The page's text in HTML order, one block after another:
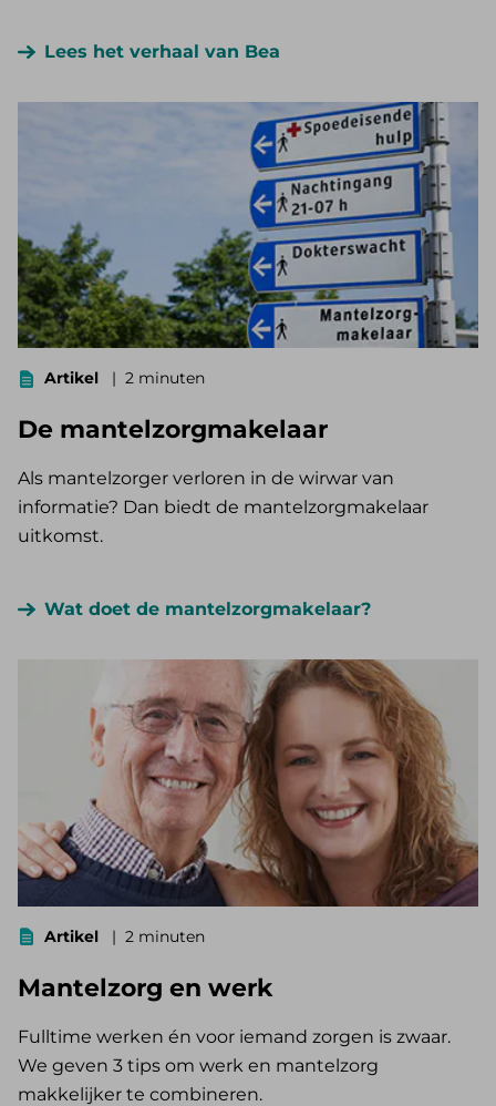
Lees het verhaal van Bea
Artikel 2 minuten
De mantelzorgmakelaar
Als mantelzorger verloren in de wirwar van
informatie? Dan biedt de mantelzorgmakelaar
uitkomst.
Wat doet de mantelzorgmakelaar?
Artikel 2 minuten
Mantelzorg en werk
Fulltime werken én voor iemand zorgen is zwaar.
We geven 3 tips om werk en mantelzorg
makkelijker te combineren.